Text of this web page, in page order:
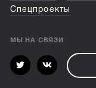
Спецпроекты
МЫ НА СВЯЗИ